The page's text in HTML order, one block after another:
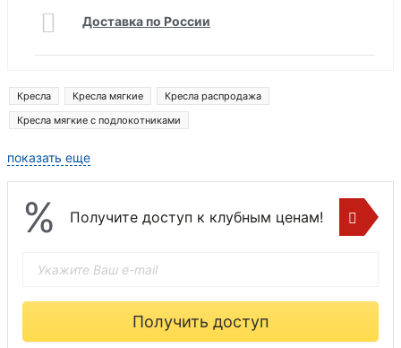
Доставка по России
Кресла Кресла мягкие
Кресла распродажа
Кресла мягкие с подлокотниками
показать еще
% Получите доступ к клубным ценам!
Получить доступ